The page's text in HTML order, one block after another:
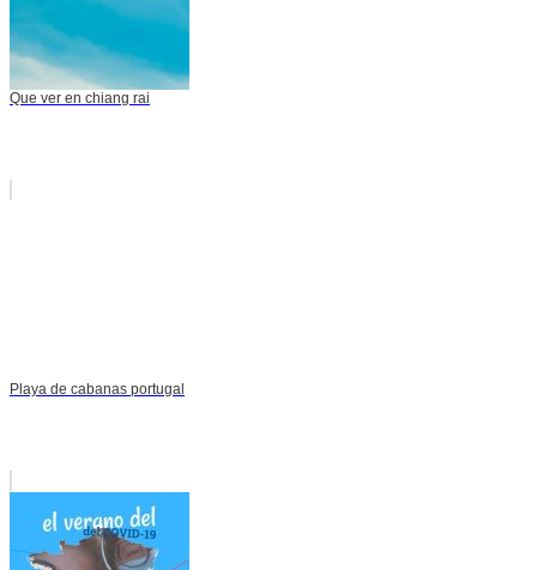
Que ver en chiang rai
Playa de cabanas portugal